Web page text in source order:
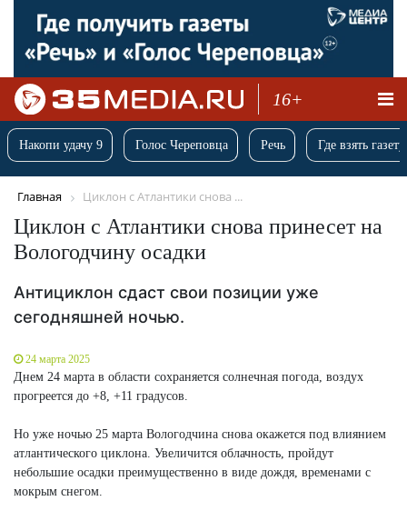
16+
Накопи удачу 9 Голос Череповца Речь Где взять
Главная Циклон с Атлантики снова ...
Циклон с Атлантики снова принесет на
Вологодчину осадки
Антициклон сдаст свои позиции уже
сегодняшней ночью.
24 марта 2025
Днем 24 марта в области сохраняется солнечная погода, воздух
прогреется до +8, +11 градусов.
Но уже ночью 25 марта Вологодчина снова окажется под влиянием
атлантического циклона. Увеличится облачность, пройдут
небольшие осадки преимущественно в виде дождя, временами с
мокрым снегом.